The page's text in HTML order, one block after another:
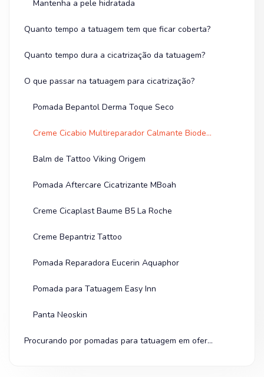
Mantenha a pele hidratada
Quanto tempo a tatuagem tem que ficar coberta?
Quanto tempo dura a cicatrização da tatuagem?
O que passar na tatuagem para cicatrização?
Pomada Bepantol Derma Toque Seco
Creme Cicabio Multireparador Calmante Bioderma
Balm de Tattoo Viking Origem
Pomada Aftercare Cicatrizante MBoah
Creme Cicaplast Baume B5 La Roche
Creme Bepantriz Tattoo
Pomada Reparadora Eucerin Aquaphor
Pomada para Tatuagem Easy Inn
Panta Neoskin
Procurando por pomadas para tatuagem em oferta? Olha na Shopee!